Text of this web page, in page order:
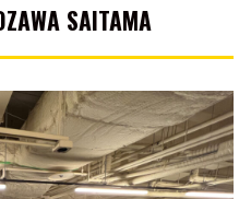
SAITAMA